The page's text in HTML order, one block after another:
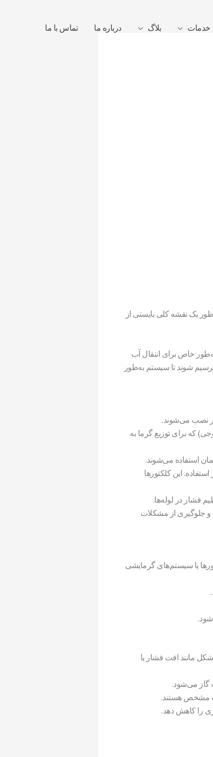
خدمات بلاگ درباره ما تماس با ما
یک نقشه کلی بایستی از
خاص برای انتقال آب
شوند تا سیستم به‌طور
نصب می‌شوند.
که برای توزیع گرما به
استفاده می‌شوند.
این کلکتورها
فشار در لوله‌ها.
جلوگیری از مشکلات
یا سیستم‌های گرمایشی
مانند افت فشار یا
گاز می‌شود.
مشخص هستند.
را کاهش دهد.